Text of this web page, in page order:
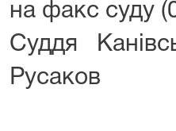
на факс суду
Суддя
Русаков